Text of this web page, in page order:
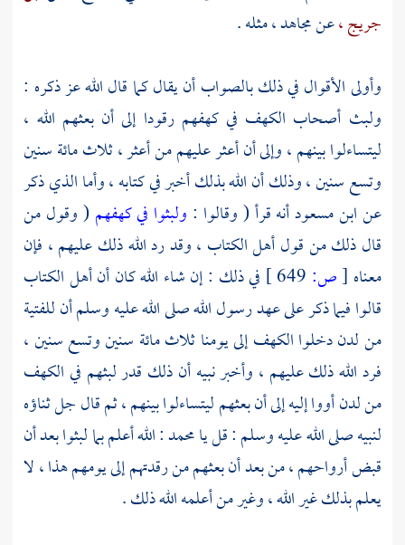
جريج ،عنمجاهد ،مثله .
وأولى الأقوال في ذلك بالصواب أن يقال كما قال الله عز ذكره :
ولبث أصحاب الكهف في كهفهم رقودا إلى أن بعثهم الله ،
ليتساءلوا بينهم ، وإلى أن أعثر عليهم من أعثر ، ثلاث مائة سنين
وتسع سنين ، وذلك أن الله بذلك أخبر في كتابه ، وأما الذي ذكر
عنابن مسعودأنه قرأ ( وقالوا : ولبثوا في كهفهم ( وقول من
قال ذلك من قولأهل الكتاب ،وقد رد الله ذلك عليهم ، فإن
معناه [ص: في ذلك : إن شاء الله كان أنأهل الكتاب
قالوا فيما ذكر على عهد رسول الله صلى الله عليه وسلم أن للفتية
من لدن دخلوا الكهف إلى يومنا ثلاث مائة سنين وتسع سنين ،
فرد الله ذلك عليهم ، وأخبر نبيه أن ذلك قدر لبثهم في الكهف
من لدن أووا إليه إلى أن بعثهم ليتساءلوا بينهم ، ثم قال جل ثناؤه
لنبيه صلى الله عليه وسلم : قل يامحمد: الله أعلم بما لبثوا بعد أن
قبض أرواحهم ، من بعد أن بعثهم من رقدتهم إلى يومهم هذا ، لا
يعلم بذلك غير الله ، وغير من أعلمه الله ذلك .